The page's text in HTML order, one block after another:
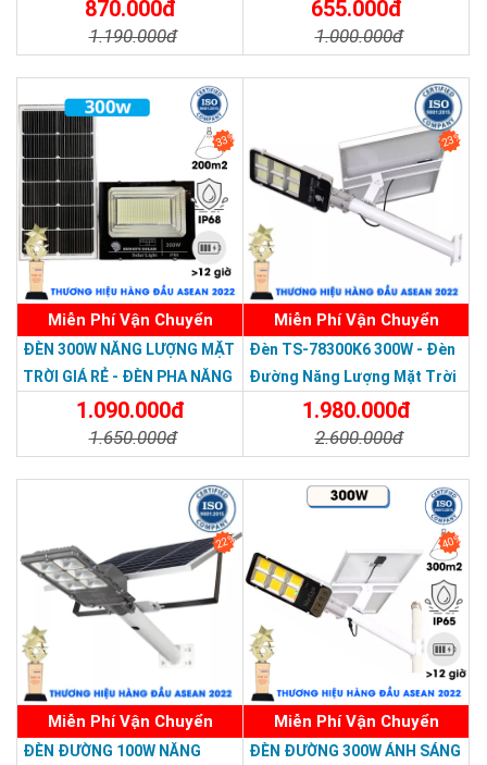
Thương hiệu dẫn đầu Việt Nam 2023
870.000đ
1.190.000đ
655.000đ
1.000.000đ
33%
Miễn Phí Vận Chuyển
ĐÈN 300W NĂNG LƯỢNG MẶT
TRỜI GIÁ RẺ - ĐÈN PHA NĂNG
LƯỢNG MẶT TRỜI 300W MẪU
1.090.000đ
1.650.000đ
23%
Miễn Phí Vận Chuyển
Đèn TS-78300K6 300W - Đèn
Đường Năng Lượng Mặt Trời
300W TS-78300K6 - Solar
Light 300W
1.980.000đ
2.600.000đ
22%
Miễn Phí Vận Chuyển
ĐÈN ĐƯỜNG 100W NĂNG
40%
Miễn Phí Vận Chuyển
ĐÈN ĐƯỜNG 300W ÁNH SÁNG